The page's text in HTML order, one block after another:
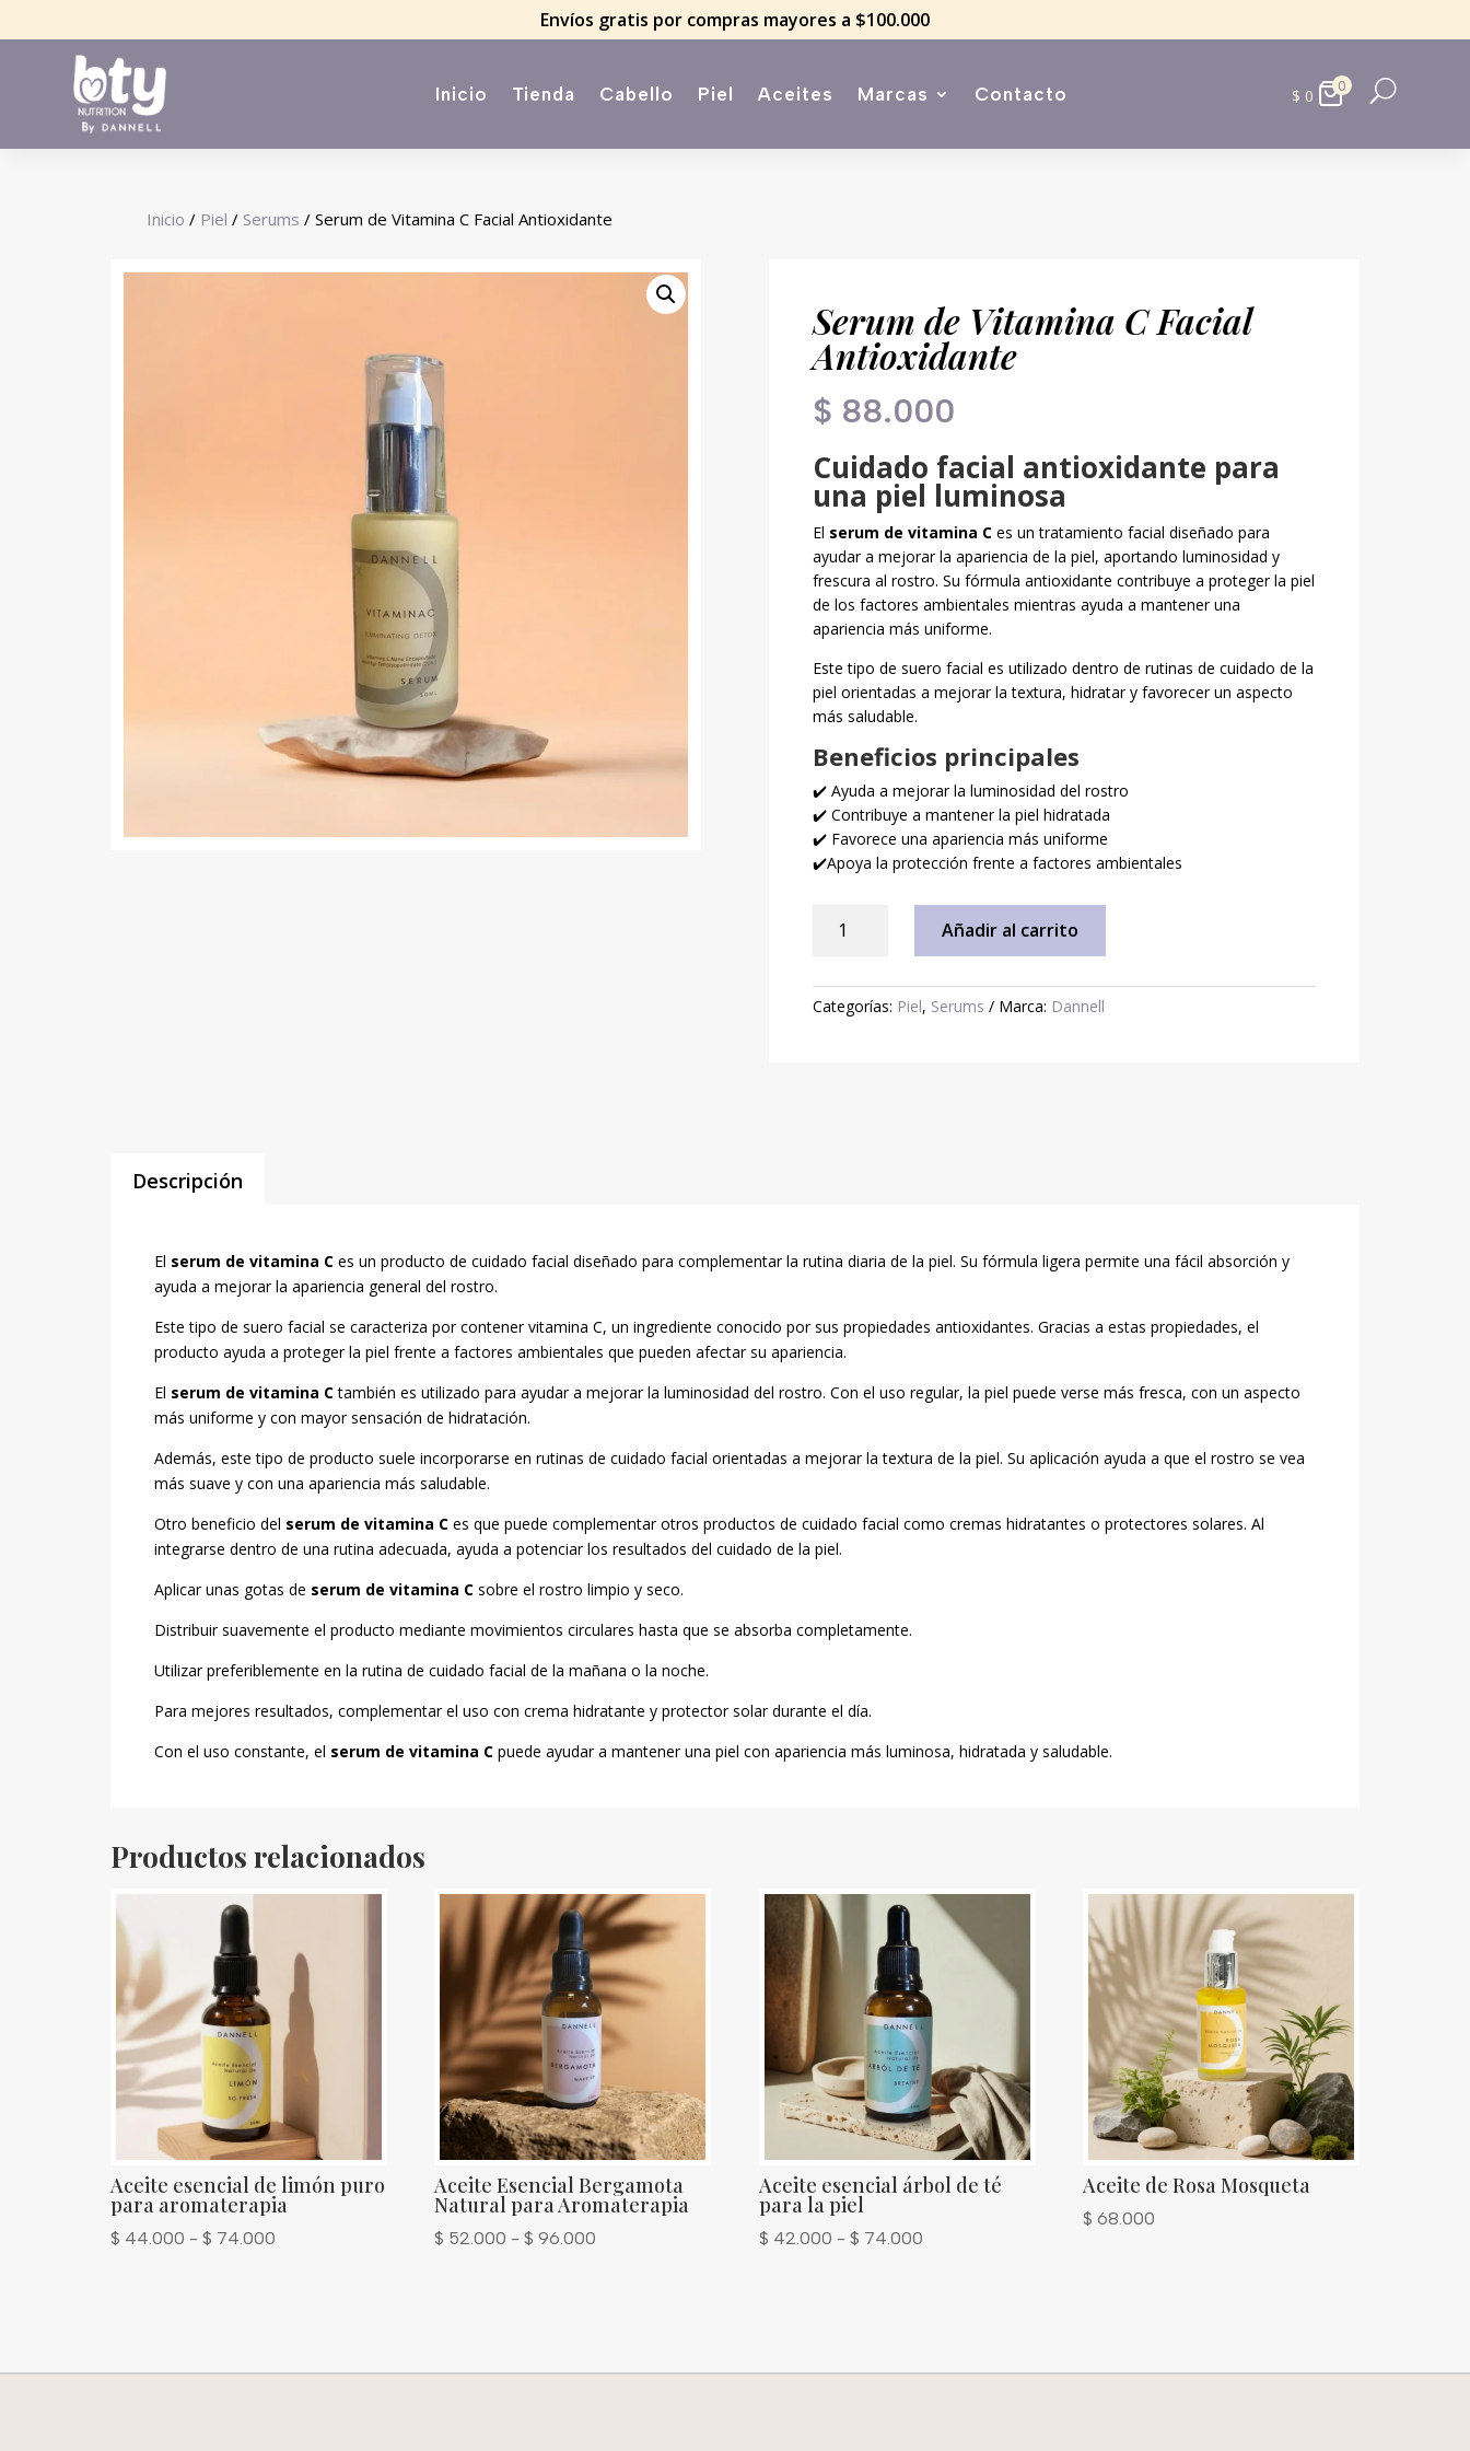
Envíos gratis por compras mayores a $100.000
Inicio Tienda Cabello Piel Aceites Marcas Contacto $ 0 0 U
Inicio / Piel / Serums / Serum de Vitamina C Facial Antioxidante
Serum de Vitamina C Facial
Antioxidante
$ 88.000
Cuidado facial antioxidante para
una piel luminosa
El serum de vitamina C es un tratamiento facial diseñado para
ayudar a mejorar la apariencia de la piel, aportando luminosidad y
frescura al rostro. Su fórmula antioxidante contribuye a proteger la piel
de los factores ambientales mientras ayuda a mantener una
apariencia más uniforme.
Este tipo de suero facial es utilizado dentro de rutinas de cuidado de la
piel orientadas a mejorar la textura, hidratar y favorecer un aspecto
más saludable.
Beneficios principales
✔️ Ayuda a mejorar la luminosidad del rostro
✔️ Contribuye a mantener la piel hidratada
✔️ Favorece una apariencia más uniforme
✔️Apoya la protección frente a factores ambientales
C
Facial
Añadir al carrito
Categorías: Piel, Serums Marca: Dannell
Descripción
El serum de vitamina Ces un producto de cuidado facial diseñado para complementar la rutina diaria de la piel. Su fórmula ligera permite una fácil absorción y
ayuda a mejorar la apariencia general del rostro.
Este tipo de suero facial se caracteriza por contener vitamina C, un ingrediente conocido por sus propiedades antioxidantes. Gracias a estas propiedades, el
producto ayuda a proteger la piel frente a factores ambientales que pueden afectar su apariencia.
El serum de vitamina Ctambién es utilizado para ayudar a mejorar la luminosidad del rostro. Con el uso regular, la piel puede verse más fresca, con un aspecto
más uniforme y con mayor sensación de hidratación.
Además, este tipo de producto suele incorporarse en rutinas de cuidado facial orientadas a mejorar la textura de la piel. Su aplicación ayuda a que el rostro se vea
más suave y con una apariencia más saludable.
Otro beneficio del serum de vitamina Ces que puede complementar otros productos de cuidado facial como cremas hidratantes o protectores solares. Al
integrarse dentro de una rutina adecuada, ayuda a potenciar los resultados del cuidado de la piel.
Aplicar unas gotas de serum de vitamina Csobre el rostro limpio y seco.
Distribuir suavemente el producto mediante movimientos circulares hasta que se absorba completamente.
Utilizar preferiblemente en la rutina de cuidado facial de la mañana o la noche.
Para mejores resultados, complementar el uso con crema hidratante y protector solar durante el día.
Con el uso constante, el serum de vitamina Cpuede ayudar a mantener una piel con apariencia más luminosa, hidratada y saludable.
Productos relacionados
Aceite esencial de limón puro
para aromaterapia
$ 44.000 - $ 74.000Rango
hasta
Aceite Esencial Bergamota
Natural para Aromaterapia
$ 52.000 - $ 96.000
hasta
Aceite esencial árbol de té
para la piel
$ 42.000 - $ 74.000Rango
hasta
Aceite de Rosa Mosqueta
$ 68.000